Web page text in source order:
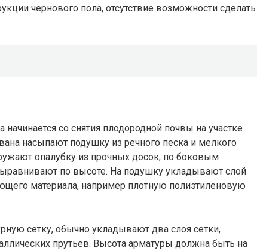
чернового пола, отсутствие возможности сделать
со снятия плодородной почвы на участке
насыпают подушку из речного песка и мелкого
опалубку из прочных досок, по боковым
по высоте. На подушку укладывают слой
материала, например плотную полиэтиленовую
сетку, обычно укладывают два слоя сетки,
прутьев. Высота арматуры должна быть на